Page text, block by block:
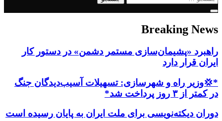
Breaking News
راهبرد «پشیمان‌سازی مستمر دشمن» در دستور کار
ایران قرار دارد
*💢وزیر راه و شهرسازی: تسهیلات آسیب‌دیدگان جنگ
در کمتر از ۳ روز پرداخت شد*
دوران دیکته‌نویسی برای ملت ایران به پایان رسیده است